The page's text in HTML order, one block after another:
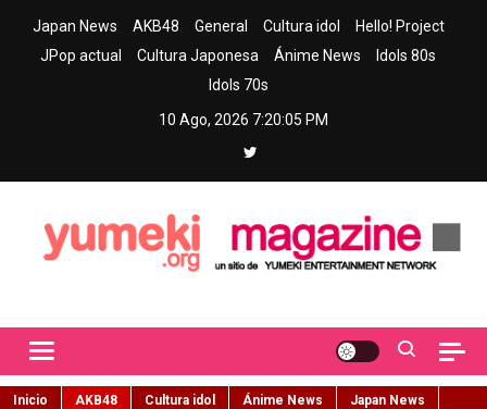
Japan News AKB48 General Cultura idol
Hello! Project
JPop actual
Cultura Japonesa Ánime News
Idols 80s
Idols 70s
10 Ago, 2026 7:20:07 PM
Inicio AKB48 Cultura idol Ánime News
Japan News